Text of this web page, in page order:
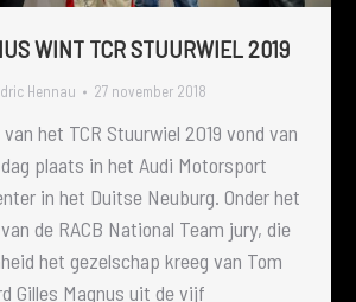
WINT TCR STUURWIEL 2019
Hennau 27 november 2018
het TCR Stuurwiel 2019 vond van
plaats in het Audi Motorsport
in het Duitse Neuburg. Onder het
de RACB National Team jury, die
het gezelschap kreeg van Tom
Gilles Magnus uit de vijf